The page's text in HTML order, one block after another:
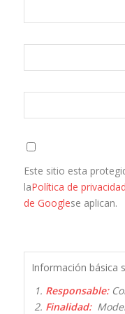
Este sitio esta
laPolítica de privacidad
de Googlese aplican.
Información básica
Responsable:
Finalidad: